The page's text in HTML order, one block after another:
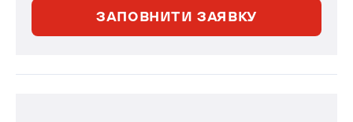
ЗАПОВНИТИ ЗАЯВКУ